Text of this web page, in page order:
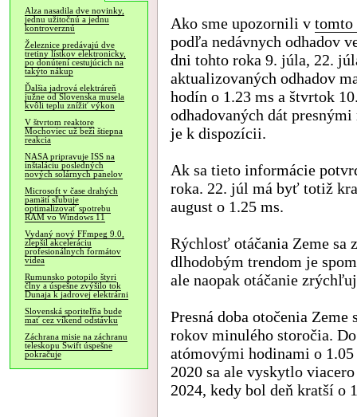
Alza nasadila dve novinky,
jednu užitočnú a jednu
kontroverznú
Železnice predávajú dve
tretiny lístkov elektronicky,
po donútení cestujúcich na
takýto nákup
Ďalšia jadrová elektráreň
južne od Slovenska musela
kvôli teplu znížiť výkon
V štvrtom reaktore
Mochoviec už beží štiepna
reakcia
NASA pripravuje ISS na
inštaláciu posledných
nových solárnych panelov
Microsoft v čase drahých
pamätí sľubuje
optimalizovať spotrebu
RAM vo Windows 11
Vydaný nový FFmpeg 9.0,
zlepšil akceleráciu
profesionálnych formátov
videa
Rumunsko potopilo štyri
člny a úspešne zvýšilo tok
Dunaja k jadrovej elektrárni
Slovenská sporiteľňa bude
mať cez víkend odstávku
Záchrana misie na záchranu
teleskopu Swift úspešne
pokračuje
Ako sme upozornili v tomto
podľa nedávnych odhadov
dni tohto roka 9. júla, 22.
aktualizovaných odhadov
hodín o 1.23 ms a štvrtok
odhadovaných dát
je k dispozícii.
Ak sa tieto informácie
roka. 22. júl má byť totiž
august o 1.25 ms.
Rýchlosť otáčania Zeme sa
dlhodobým trendom je
ale naopak otáčanie
Presná doba otočenia
rokov minulého storočia.
atómovými hodinami o
2020 sa ale vyskytlo
2024, kedy bol deň kratší o